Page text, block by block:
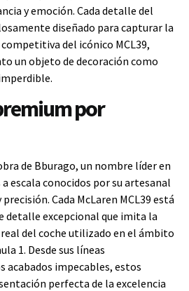
y emoción. Cada detalle del
diseñado para capturar la
del icónico MCL39,
un objeto de decoración como
por
de Bburago, un nombre líder en
escala conocidos por su artesanal
Cada McLaren MCL39 está
detalle excepcional que imita la
del coche utilizado en el ámbito
1. Desde sus líneas
acabados impecables, estos
perfecta de la excelencia